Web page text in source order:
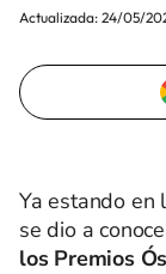
Actualizada: 24/05/
Ya estando en
se dio a
los Premios